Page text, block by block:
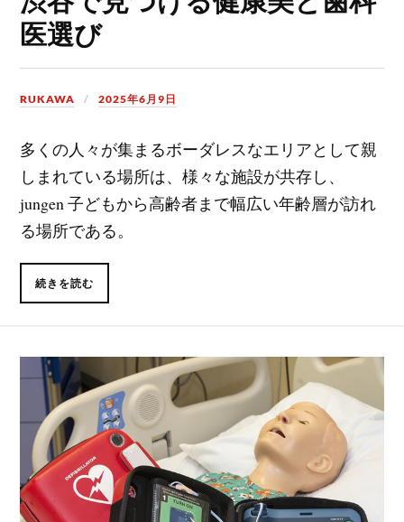
医選び
RUKAWA 2025年6月9日
多くの人々が集まるボーダレスなエリアとして親
しまれている場所は、様々な施設が共存し、
jungen 子どもから高齢者まで幅広い年齢層が訪れ
る場所である。
続きを読む